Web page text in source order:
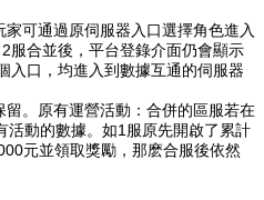
家可通過原伺服器入口選擇角色進入
服合並後，平台登錄介面仍會顯示
入口，均進入到數據互通的伺服器
留。原有運營活動：合併的區服若在
活動的數據。如1服原先開啟了累計
元並領取獎勵，那麽合服後依然